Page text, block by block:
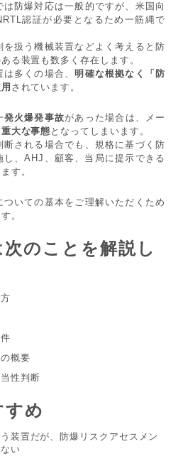
防爆対応は一般的ですが、米国向
認証が必要となるため一筋縄で
扱う機械装置などよく考えると防
る装置も数多く存在します。
は多くの場合、明確な根拠なく「防
されています。
発火爆発事故があった場合は、メー
大な事態 となってしまいます。
される場合でも、規格に基づく防
、AHJ、顧客、当局に提示できる
す。
いての基本をご理解いただくため
。
のことを解説し
概要
性判断
すめ
装置だが、防爆リスクアセスメン
い